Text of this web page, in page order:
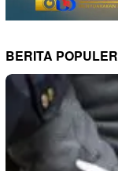
BERITA POPULER